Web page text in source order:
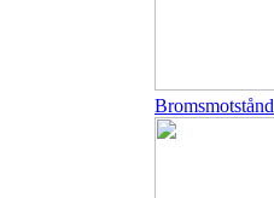
Bromsmotstånd